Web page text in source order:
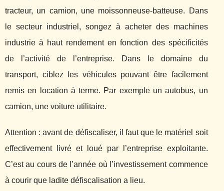
tracteur, un camion, une moissonneuse-batteuse. Dans
le secteur industriel, songez à acheter des machines
industrie à haut rendement en fonction des spécificités
de l’activité de l’entreprise. Dans le domaine du
transport, ciblez les véhicules pouvant être facilement
remis en location à terme. Par exemple un autobus, un
camion, une voiture utilitaire.
Attention : avant de défiscaliser, il faut que le matériel soit
effectivement livré et loué par l’entreprise exploitante.
C’est au cours de l’année où l’investissement commence
à courir que ladite défiscalisation a lieu.